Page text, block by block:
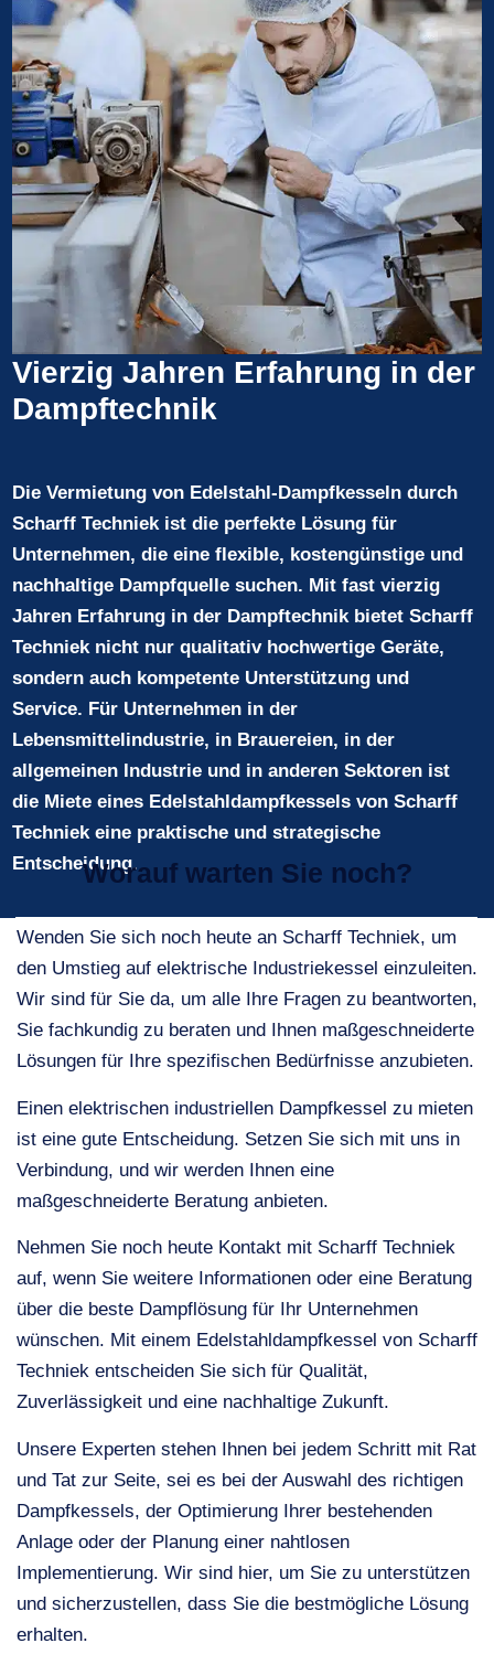
Vierzig Jahren Erfahrung in der
Dampftechnik
Die Vermietung von Edelstahl-Dampfkesseln durch
Scharff Techniek ist die perfekte Lösung für
Unternehmen, die eine flexible, kostengünstige und
nachhaltige Dampfquelle suchen. Mit fast vierzig
Jahren Erfahrung in der Dampftechnik bietet Scharff
Techniek nicht nur qualitativ hochwertige Geräte,
sondern auch kompetente Unterstützung und
Service. Für Unternehmen in der
Lebensmittelindustrie, in Brauereien, in der
allgemeinen Industrie und in anderen Sektoren ist
die Miete eines Edelstahldampfkessels von Scharff
Techniek eine praktische und strategische
Entscheidung.Worauf warten Sie noch?
Wenden Sie sich noch heute an Scharff Techniek, um
den Umstieg auf elektrische Industriekessel einzuleiten.
Wir sind für Sie da, um alle Ihre Fragen zu beantworten,
Sie fachkundig zu beraten und Ihnen maßgeschneiderte
Lösungen für Ihre spezifischen Bedürfnisse anzubieten.
Einen elektrischen industriellen Dampfkessel zu mieten
ist eine gute Entscheidung. Setzen Sie sich mit uns in
Verbindung, und wir werden Ihnen eine
maßgeschneiderte Beratung anbieten.
Nehmen Sie noch heute Kontakt mit Scharff Techniek
auf, wenn Sie weitere Informationen oder eine Beratung
über die beste Dampflösung für Ihr Unternehmen
wünschen. Mit einem Edelstahldampfkessel von Scharff
Techniek entscheiden Sie sich für Qualität,
Zuverlässigkeit und eine nachhaltige Zukunft.
Unsere Experten stehen Ihnen bei jedem Schritt mit Rat
und Tat zur Seite, sei es bei der Auswahl des richtigen
Dampfkessels, der Optimierung Ihrer bestehenden
Anlage oder der Planung einer nahtlosen
Implementierung. Wir sind hier, um Sie zu unterstützen
und sicherzustellen, dass Sie die bestmögliche Lösung
erhalten.